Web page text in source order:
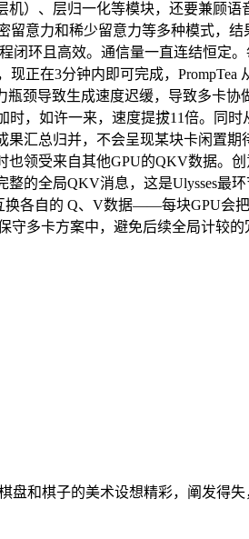
）、层归一化等模块，还要兼顾
意力和稀少留意力等多种模式，
环且高效。通信量一直连结恒定
正在3分钟内即可完成，
颈导致生成速度迟缓，导致多卡
时，如许一来，速度提拔11倍。同
汇总归并，不会呈现某块卡闲置
领受来自其他GPU的QKV数据。
的全局QKV消息，这是Ulysses最
各自的 Q、V数据——每块GPU会
多卡方案中，避免后续全局计较
和棋子的美术设想精彩，阐发得